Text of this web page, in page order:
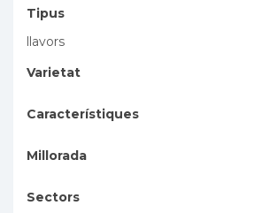
Tipus
llavors
Varietat
Característiques
Millorada
Sectors